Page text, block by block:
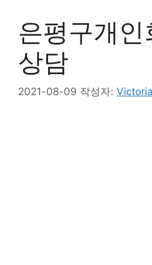
은평구개
상담
2021-08-09 작성자: